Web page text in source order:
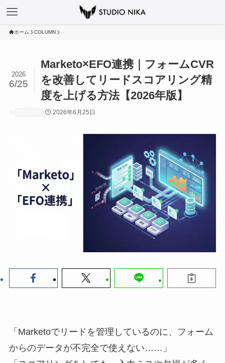
ホーム COLUMN
Marketo×EFO連携｜フォームCVR
を改善してリードスコアリング精
度を上げる方法【2026年版】
2026
6/25
2026年6月25日
「Marketoでリードを管理しているのに、フォーム
からのデータが不完全で使えない……」